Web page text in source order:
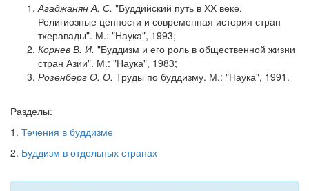
Агаджанян А. С. "Буддийский путь в ХХ веке.
Религиозные ценности и современная история стран
тхеравады". М.: "Наука", 1993;
Корнев В. И. "Буддизм и его роль в общественной жизни
стран Азии". М.: "Наука", 1983;
Розенберг О. О. Труды по буддизму. М.: "Наука", 1991.
Разделы:
1. Течения в буддизме
2. Буддизм в отдельных странах